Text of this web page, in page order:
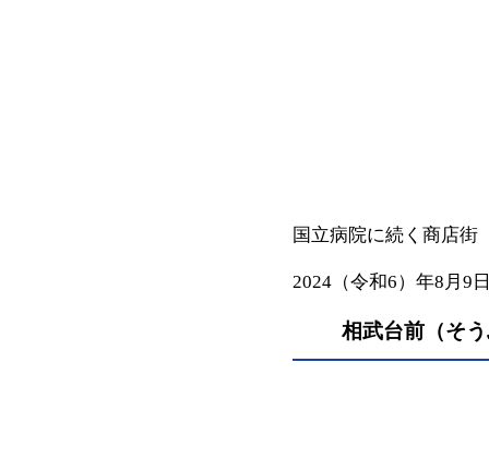
国立病院に続く商店
2024（令和6）年8月9
相武台前（そ